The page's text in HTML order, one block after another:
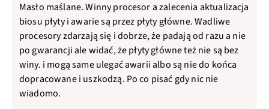
Masło maślane. Winny procesor a zalecenia aktualizacja
biosu płyty i awarie są przez płyty główne. Wadliwe
procesory zdarzają się i dobrze, że padają od razu a nie
po gwarancji ale widać, że płyty główne też nie są bez
winy. i mogą same ulegać awarii albo są nie do końca
dopracowane i uszkodzą. Po co pisać gdy nic nie
wiadomo.